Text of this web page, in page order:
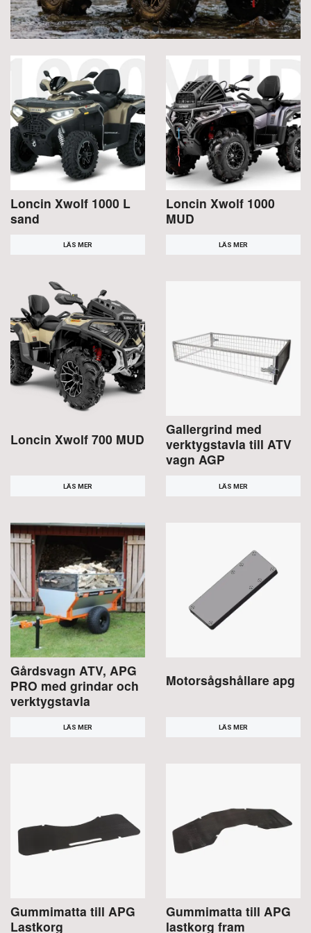
Loncin Xwolf 1000 L
sand
LÄS MER
Loncin Xwolf 1000
MUD
LÄS MER
Loncin Xwolf 700 MUD
LÄS MER
Gallergrind med
verktygstavla till ATV
vagn AGP
LÄS MER
Gårdsvagn ATV, APG
PRO med grindar och
verktygstavla
LÄS MER
Motorsågshållare apg
LÄS MER
Gummimatta till APG
Lastkorg
Gummimatta till APG
lastkorg fram